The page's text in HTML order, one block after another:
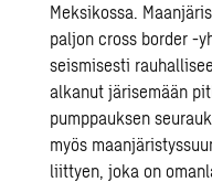
Meksikossa.
paljon cross border -
seismisesti
alkanut järisemään
pumppauksen
myös
liittyen, joka on